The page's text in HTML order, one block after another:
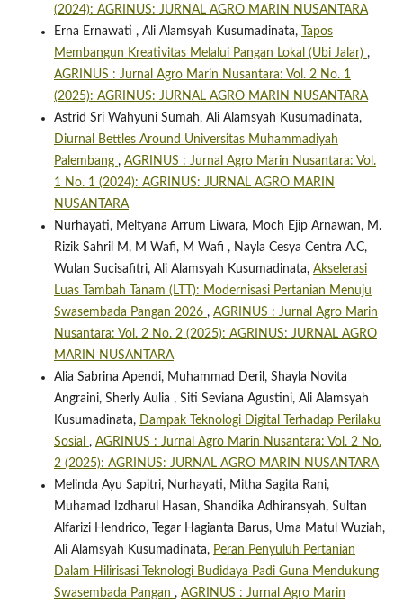
(2024): AGRINUS: JURNAL AGRO MARIN NUSANTARA
Erna Ernawati , Ali Alamsyah Kusumadinata,
Tapos
Membangun Kreativitas Melalui Pangan Lokal (Ubi Jalar) ,
AGRINUS : Jurnal Agro Marin Nusantara: Vol. 2 No. 1
(2025): AGRINUS: JURNAL AGRO MARIN NUSANTARA
Astrid Sri Wahyuni Sumah, Ali Alamsyah Kusumadinata,
Diurnal Bettles Around Universitas Muhammadiyah
Palembang , AGRINUS : Jurnal Agro Marin Nusantara: Vol.
1 No. 1 (2024): AGRINUS: JURNAL AGRO MARIN
NUSANTARA
Nurhayati, Meltyana Arrum Liwara, Moch Ejip Arnawan, M.
Rizik Sahril M, M Wafi, M Wafi , Nayla Cesya Centra A.C,
Wulan Sucisafitri, Ali Alamsyah Kusumadinata, Akselerasi
Luas Tambah Tanam (LTT): Modernisasi Pertanian Menuju
Swasembada Pangan 2026 , AGRINUS : Jurnal Agro Marin
Nusantara: Vol. 2 No. 2 (2025): AGRINUS: JURNAL AGRO
MARIN NUSANTARA
Alia Sabrina Apendi, Muhammad Deril, Shayla Novita
Angraini, Sherly Aulia , Siti Seviana Agustini, Ali Alamsyah
Kusumadinata, Dampak Teknologi Digital Terhadap Perilaku
Sosial , AGRINUS : Jurnal Agro Marin Nusantara: Vol. 2 No.
2 (2025): AGRINUS: JURNAL AGRO MARIN NUSANTARA
Melinda Ayu Sapitri, Nurhayati, Mitha Sagita Rani,
Muhamad Izdharul Hasan, Shandika Adhiransyah, Sultan
Alfarizi Hendrico, Tegar Hagianta Barus, Uma Matul Wuziah,
Ali Alamsyah Kusumadinata, Peran Penyuluh Pertanian
Dalam Hilirisasi Teknologi Budidaya Padi Guna Mendukung
Swasembada Pangan , AGRINUS : Jurnal Agro Marin